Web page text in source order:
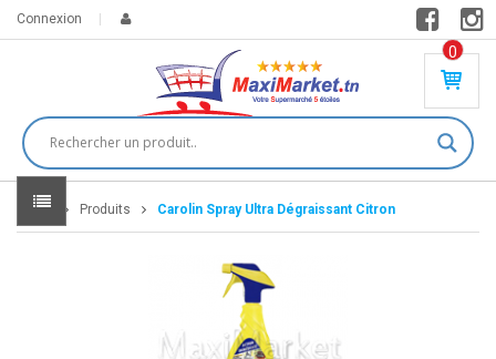
Connexion
0
PR
DU
IT(
S)
Home Produits Carolin Spray Ultra Dégraissant Citron